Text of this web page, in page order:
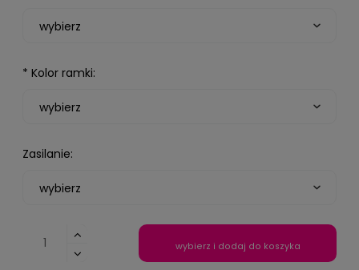
* Kolor ramki:
Zasilanie:
wybierz i dodaj do koszyka